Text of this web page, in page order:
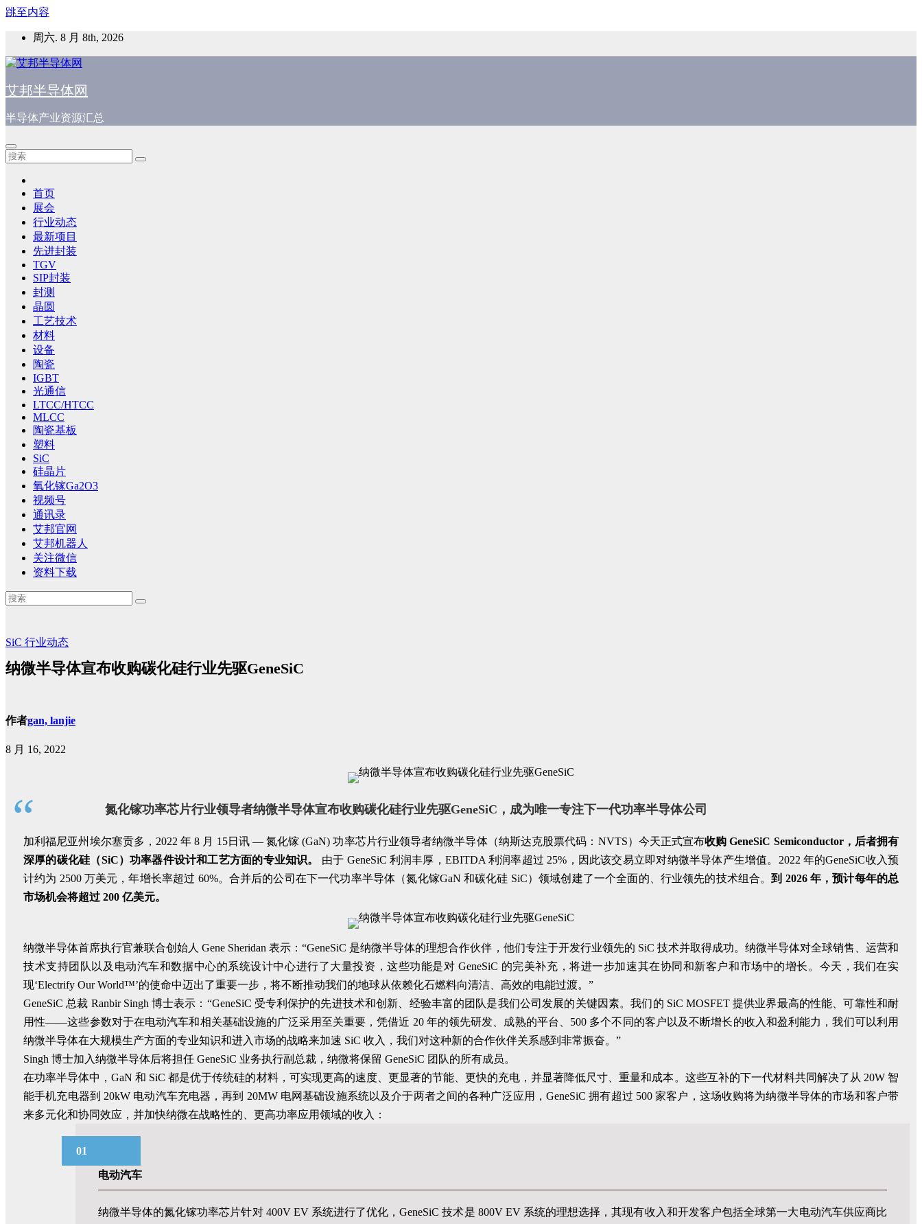
跳至内容
周六. 8 月 8th, 2026
艾邦半导体网
半导体产业资源汇总
首页
展会
行业动态
最新项目
先进封装
TGV
SIP封装
封测
晶圆
工艺技术
材料
设备
陶瓷
IGBT
光通信
LTCC/HTCC
MLCC
陶瓷基板
塑料
SiC
硅晶片
氧化镓Ga2O3
视频号
通讯录
艾邦官网
艾邦机器人
关注微信
资料下载
SiC 行业动态
纳微半导体宣布收购碳化硅行业先驱GeneSiC
作者gan, lanjie
8 月 16, 2022
“ 氮化镓功率芯片行业领导者纳微半导体宣布收购碳化硅行业先驱GeneSiC，成为唯一专注下一代功率半导体公司
加利福尼亚州埃尔塞贡多，2022 年 8 月 15日讯 — 氮化镓 (GaN) 功率芯片行业领导者纳微半导体（纳斯达克股票代码：NVTS）今天正式宣布收购 GeneSiC Semiconductor，后者拥有
深厚的碳化硅（SiC）功率器件设计和工艺方面的专业知识。
由于 GeneSiC 利润丰厚，EBITDA 利润率超过 25%，因此该交易立即对纳微半导体产生增值。2022 年的GeneSiC收入预
计约为 2500 万美元，年增长率超过 60%。合并后的公司在下一代功率半导体（氮化镓GaN 和碳化硅 SiC）领域创建了一个全面的、行业领先的技术组合。到 2026 年，预计每年的总
市场机会将超过 200 亿美元。
纳微半导体首席执行官兼联合创始人 Gene Sheridan 表示：“GeneSiC 是纳微半导体的理想合作伙伴，他们专注于开发行业领先的 SiC 技术并取得成功。纳微半导体对全球销售、运营和
技术支持团队以及电动汽车和数据中心的系统设计中心进行了大量投资，这些功能是对 GeneSiC 的完美补充，将进一步加速其在协同和新客户和市场中的增长。今天，我们在实
现‘Electrify Our World™’的使命中迈出了重要一步，将不断推动我们的地球从依赖化石燃料向清洁、高效的电能过渡。”
GeneSiC 总裁 Ranbir Singh 博士表示：“GeneSiC 受专利保护的先进技术和创新、经验丰富的团队是我们公司发展的关键因素。我们的 SiC MOSFET 提供业界最高的性能、可靠性和耐
用性——这些参数对于在电动汽车和相关基础设施的广泛采用至关重要，凭借近 20 年的领先研发、成熟的平台、500 多个不同的客户以及不断增长的收入和盈利能力，我们可以利用
纳微半导体在大规模生产方面的专业知识和进入市场的战略来加速 SiC 收入，我们对这种新的合作伙伴关系感到非常振奋。”
Singh 博士加入纳微半导体后将担任 GeneSiC 业务执行副总裁，纳微将保留 GeneSiC 团队的所有成员。
在功率半导体中，GaN 和 SiC 都是优于传统硅的材料，可实现更高的速度、更显著的节能、更快的充电，并显著降低尺寸、重量和成本。这些互补的下一代材料共同解决了从 20W 智
能手机充电器到 20kW 电动汽车充电器，再到 20MW 电网基础设施系统以及介于两者之间的各种广泛应用，GeneSiC 拥有超过 500 家客户，这场收购将为纳微半导体的市场和客户带
来多元化和协同效应，并加快纳微在战略性的、更高功率应用领域的收入：
01
电动汽车
纳微半导体的氮化镓功率芯片针对 400V EV 系统进行了优化，GeneSiC 技术是 800V EV 系统的理想选择，其现有收入和开发客户包括全球第一大电动汽车供应商比